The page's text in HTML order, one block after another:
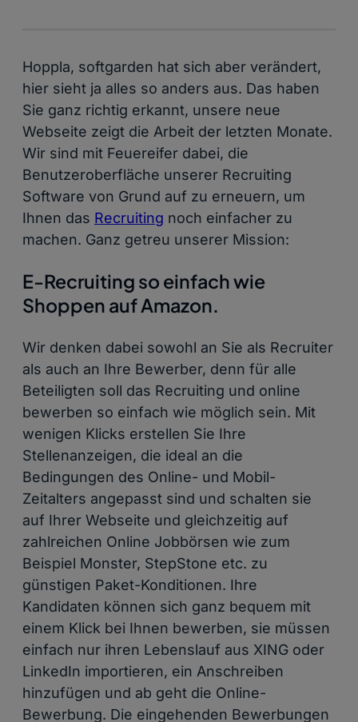
Hoppla, softgarden hat sich aber verändert,
hier sieht ja alles so anders aus. Das haben
Sie ganz richtig erkannt, unsere neue
Webseite zeigt die Arbeit der letzten Monate.
Wir sind mit Feuereifer dabei, die
Benutzeroberfläche unserer Recruiting
Software von Grund auf zu erneuern, um
Ihnen das Recruiting noch einfacher zu
machen. Ganz getreu unserer Mission:
E-Recruiting so einfach wie
Shoppen auf Amazon.
Wir denken dabei sowohl an Sie als Recruiter
als auch an Ihre Bewerber, denn für alle
Beteiligten soll das Recruiting und online
bewerben so einfach wie möglich sein. Mit
wenigen Klicks erstellen Sie Ihre
Stellenanzeigen, die ideal an die
Bedingungen des Online- und Mobil-
Zeitalters angepasst sind und schalten sie
auf Ihrer Webseite und gleichzeitig auf
zahlreichen Online Jobbörsen wie zum
Beispiel Monster, StepStone etc. zu
günstigen Paket-Konditionen. Ihre
Kandidaten können sich ganz bequem mit
einem Klick bei Ihnen bewerben, sie müssen
einfach nur ihren Lebenslauf aus XING oder
LinkedIn importieren, ein Anschreiben
hinzufügen und ab geht die Online-
Bewerbung. Die eingehenden Bewerbungen